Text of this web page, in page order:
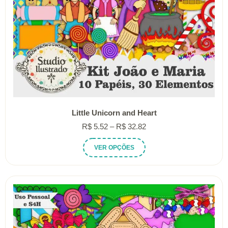
Little Unicorn and Heart
R$ 5.52 – R$ 32.82Faixa
através
R$ 32.82
VER OPÇÕES
produto
tem
várias
variantes.
As
opções
podem